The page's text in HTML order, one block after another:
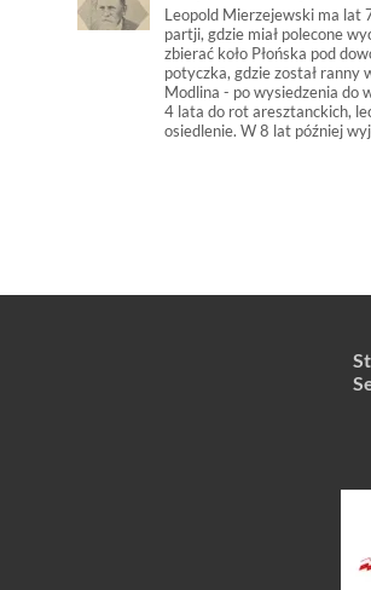
Leopold Mierzejewski ma lat
partji, gdzie miał polecone
zbierać koło Płońska pod
potyczka, gdzie został ranny
Modlina - po wysiedzenia do
4 lata do rot aresztanckich,
osiedlenie. W 8 lat później